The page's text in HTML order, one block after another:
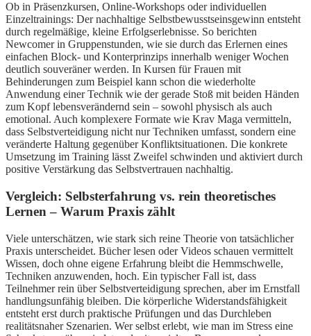
Ob in Präsenzkursen, Online-Workshops oder individuellen
Einzeltrainings: Der nachhaltige Selbstbewusstseinsgewinn entsteht
durch regelmäßige, kleine Erfolgserlebnisse. So berichten
Newcomer in Gruppenstunden, wie sie durch das Erlernen eines
einfachen Block- und Konterprinzips innerhalb weniger Wochen
deutlich souveräner werden. In Kursen für Frauen mit
Behinderungen zum Beispiel kann schon die wiederholte
Anwendung einer Technik wie der gerade Stoß mit beiden Händen
zum Kopf lebensverändernd sein – sowohl physisch als auch
emotional. Auch komplexere Formate wie Krav Maga vermitteln,
dass Selbstverteidigung nicht nur Techniken umfasst, sondern eine
veränderte Haltung gegenüber Konfliktsituationen. Die konkrete
Umsetzung im Training lässt Zweifel schwinden und aktiviert durch
positive Verstärkung das Selbstvertrauen nachhaltig.
Vergleich: Selbsterfahrung vs. rein theoretisches
Lernen – Warum Praxis zählt
Viele unterschätzen, wie stark sich reine Theorie von tatsächlicher
Praxis unterscheidet. Bücher lesen oder Videos schauen vermittelt
Wissen, doch ohne eigene Erfahrung bleibt die Hemmschwelle,
Techniken anzuwenden, hoch. Ein typischer Fall ist, dass
Teilnehmer rein über Selbstverteidigung sprechen, aber im Ernstfall
handlungsunfähig bleiben. Die körperliche Widerstandsfähigkeit
entsteht erst durch praktische Prüfungen und das Durchleben
realitätsnaher Szenarien. Wer selbst erlebt, wie man im Stress eine